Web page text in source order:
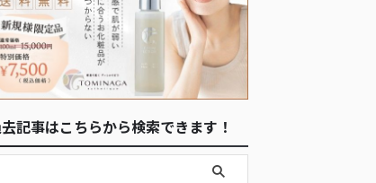
記事はこちらから検索できます！